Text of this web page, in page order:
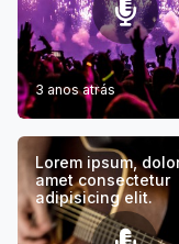
3 anos atrás
Lorem ipsum,
amet consectetur
adipisicing elit.